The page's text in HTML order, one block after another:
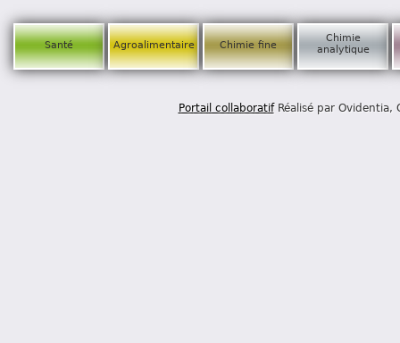
Santé Agroalimentaire Chimie fine
Chimie
analytique
Portail collaboratifRéalisé par Ovidentia,